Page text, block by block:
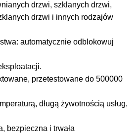
drzwi, szklanych drzwi,
drzwi i innych rodzajów
automatycznie odblokowuj
przetestowane do 500000
długą żywotnością usług,
bezpieczna i trwała